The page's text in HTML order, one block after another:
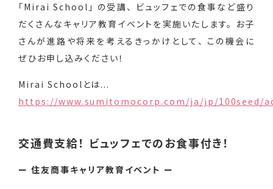
「Mirai School」 の受講、 ビュッフェでの食事など盛り
だくさんなキャリア教育イベントを実施いたします。 お子
さんが進路や将来を考えるきっかけとして、 この機会に
ぜひお申し込みください！
Mirai Schoolとは...
https://www.sumitomocorp.com/ja/jp/
交通費支給！ ビュッフェでのお食事付き！
ー 住友商事キャリア教育イベント ー